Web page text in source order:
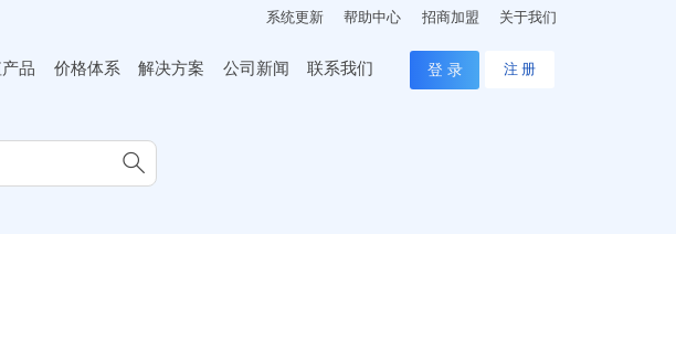
系统更新 帮助中心 招商加盟 关于我们
品 价格体系 解决方案 公司新闻 联系我们 登 录 注 册
